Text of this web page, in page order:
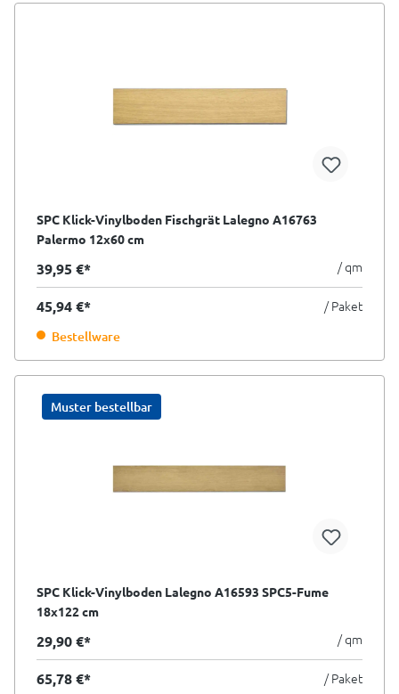
SPC Klick-Vinylboden Fischgrät Lalegno A16763
Palermo 12x60 cm
39,95 €* / qm
45,94 €* / Paket
Bestellware
Muster bestellbar
SPC Klick-Vinylboden Lalegno A16593 SPC5-Fume
18x122 cm
29,90 €* / qm
65,78 €* / Paket